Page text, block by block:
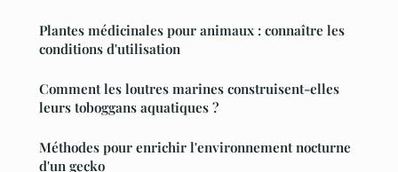
Plantes médicinales pour animaux : connaître les
conditions d'utilisation
Comment les loutres marines construisent-elles
leurs toboggans aquatiques ?
Méthodes pour enrichir l'environnement nocturne
d'un gecko